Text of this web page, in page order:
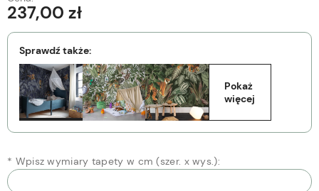
237,00 zł
Sprawdź także:
Pokaż
więcej
* Wpisz wymiary tapety w cm (szer. x wys.):